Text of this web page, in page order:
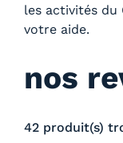
les activités du
votre aide.
nos
42 produit(s)